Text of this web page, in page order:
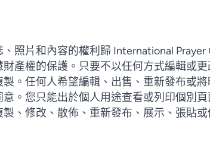
照片和內容的權利歸 International
產權的保護。只要不以任何方式編輯或
。任何人希望編輯、出售、重新發布或
。您只能出於個人用途查看或列印個別頁
、修改、散佈、重新發布、展示、張貼